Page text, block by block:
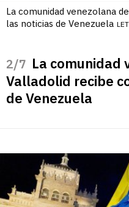
La comunidad venezolana
las noticias de Venezuela
/7 La comunidad
Valladolid recibe
de Venezuela